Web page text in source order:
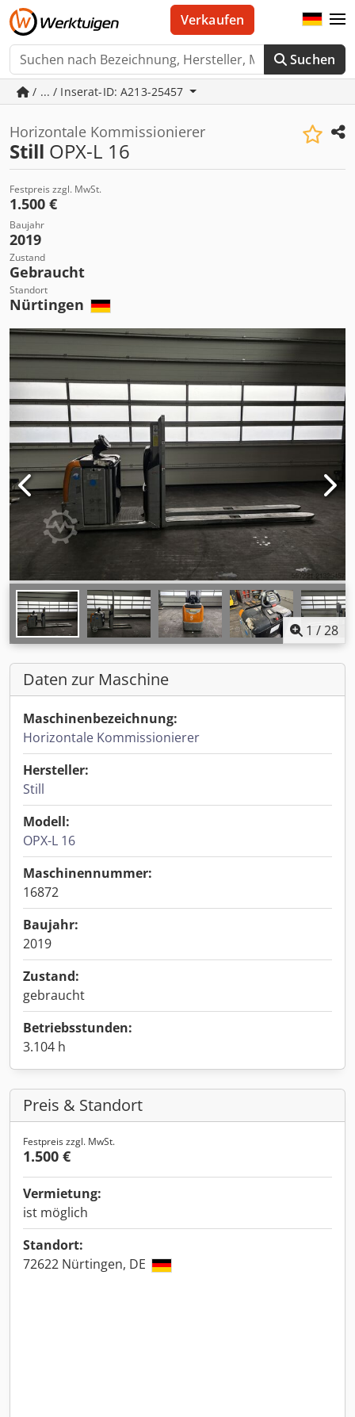
Suchen
Verkaufen
/ ... / Inserat-ID: A213-25457
Horizontale Kommissionierer
Still OPX-L 16
Festpreis zzgl. MwSt.
1.500 €
Baujahr
2019
Zustand
Gebraucht
Standort
Nürtingen
1 /28
Daten zur Maschine
Maschinenbezeichnung:
Horizontale Kommissionierer
Hersteller:
Still
Modell:
OPX-L 16
Maschinennummer:
16872
Baujahr:
2019
Zustand:
gebraucht
Betriebsstunden:
3.104 h
Preis & Standort
Festpreis zzgl. MwSt.
1.500 €
Vermietung:
ist möglich
Standort:
72622 Nürtingen, DE